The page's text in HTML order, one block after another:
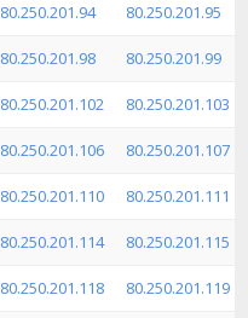
80.250.201.94 80.250.201.95
80.250.201.98 80.250.201.99
80.250.201.102 80.250.201.103
80.250.201.106 80.250.201.107
80.250.201.110 80.250.201.111
80.250.201.114 80.250.201.115
80.250.201.118 80.250.201.119